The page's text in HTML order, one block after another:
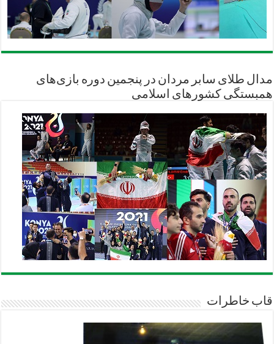
مدال طلای سابر مردان در پنجمین دوره بازی‌های
همبستگی کشورهای اسلامی
قاب خاطرات